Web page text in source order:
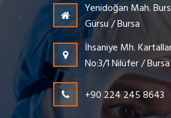
Yenidoğan Mah.
Gürsu / Bursa
İhsaniye Mh.
No:3/1 Nilüfer /
+90 224 245 8643